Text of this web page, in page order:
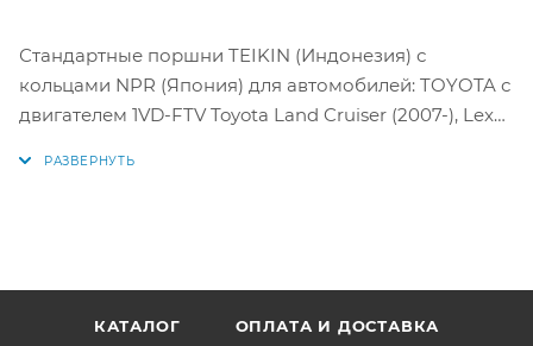
Стандартные поршни TEIKIN (Индонезия) с
кольцами NPR (Япония) для автомобилей: TOYOTA с
двигателем 1VD-FTV Toyota Land Cruiser (2007-), Lexus
Цена за комплект как на фото.
КАТАЛОГ ОПЛАТА И ДОСТАВКА